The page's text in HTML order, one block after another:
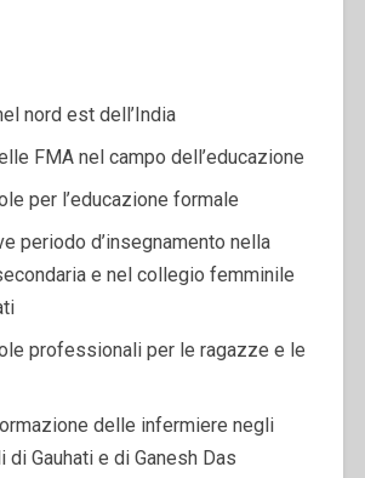
nord est dell’India
FMA nel campo dell’educazione
per l’educazione formale
periodo d’insegnamento nella
e nel collegio femminile
professionali per le ragazze e le
delle infermiere negli
di Gauhati e di Ganesh Das